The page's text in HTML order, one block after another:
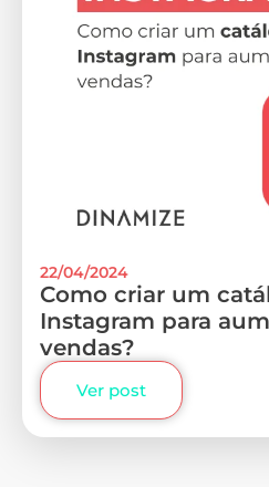
22/04/2024
Como criar um
Instagram para
vendas?
Ver post